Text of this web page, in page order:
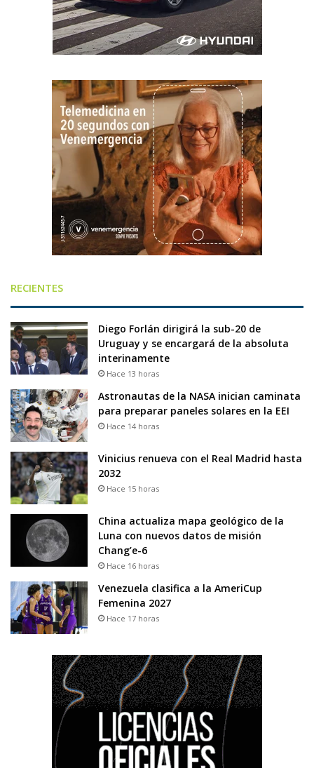
RECIENTES
Diego Forlán dirigirá la sub-20 de
Uruguay y se encargará de la absoluta
interinamente
Hace 13 horas
Astronautas de la NASA inician caminata
para preparar paneles solares en la EEI
Hace 14 horas
Vinicius renueva con el Real Madrid hasta
2032
Hace 15 horas
China actualiza mapa geológico de la
Luna con nuevos datos de misión
Chang’e-6
Hace 16 horas
Venezuela clasifica a la AmeriCup
Femenina 2027
Hace 17 horas